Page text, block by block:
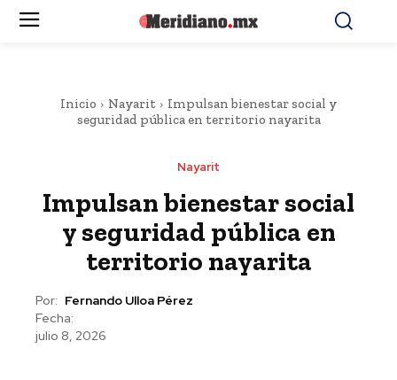
Inicio Nayarit
Impulsan bienestar social y
seguridad pública en territorio nayarita
Nayarit
Impulsan bienestar social
y seguridad pública en
territorio nayarita
Por: Fernando Ulloa Pérez
Fecha:
julio 8, 2026